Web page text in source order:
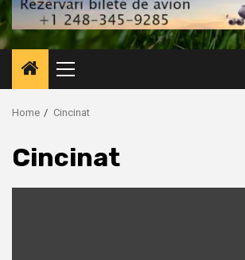
Primary
Menu
Home Cincinat
Cincinat